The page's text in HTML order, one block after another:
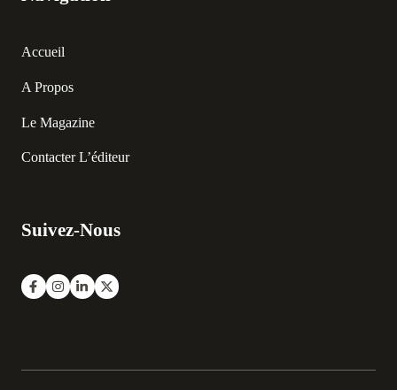
Accueil
A Propos
Le Magazine
Contacter L’éditeur
Suivez-Nous